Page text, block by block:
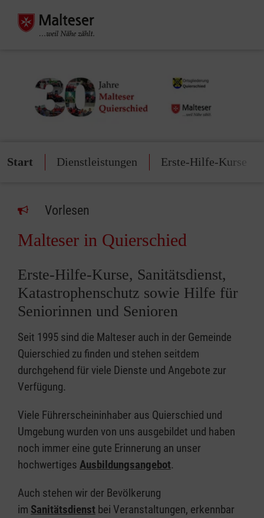
Start Dienstleistungen Erste-Hilfe-Kurse
Vorlesen
Malteser in Quierschied
Erste-Hilfe-Kurse, Sanitätsdienst,
Katastrophenschutz sowie Hilfe für
Seniorinnen und Senioren
Seit 1995 sind die Malteser auch in der Gemeinde
Quierschied zu finden und stehen seitdem
durchgehend für viele Dienste und Angebote zur
Verfügung.
Viele Führerscheininhaber aus Quierschied und
Umgebung wurden von uns ausgebildet und haben
noch immer eine gute Erinnerung an unser
hochwertiges Ausbildungsangebot.
Auch stehen wir der Bevölkerung
im Sanitätsdienst bei Veranstaltungen, erkennbar